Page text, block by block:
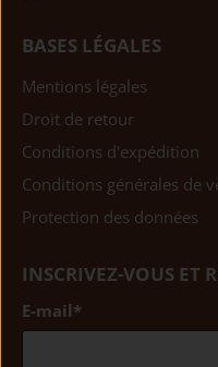
BASES LÉGALES
Mentions légales
Droit de retour
Conditions d'expédition
Conditions générales de
Protection des données
INSCRIVEZ-VOUS ET
E-mail*